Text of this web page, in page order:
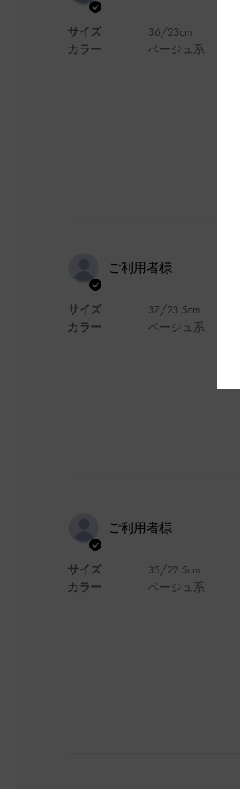
サイズ
カラー
36/23cm
ベージュ系
ご利用者様
サイズ
カラー
37/23.5cm
ベージュ系
ご利用者様
サイズ
カラー
35/22.5cm
ベージュ系